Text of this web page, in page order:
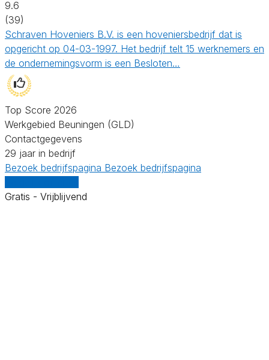
9.6
(39)
Schraven Hoveniers B.V. is een hoveniersbedrijf dat is
opgericht op 04-03-1997. Het bedrijf telt 15 werknemers en
de ondernemingsvorm is een Besloten…
Top Score 2026
Werkgebied Beuningen (GLD)
Contactgegevens
29 jaar in bedrijf
Bezoek bedrijfspagina Bezoek bedrijfspagina
Gratis - Vrijblijvend